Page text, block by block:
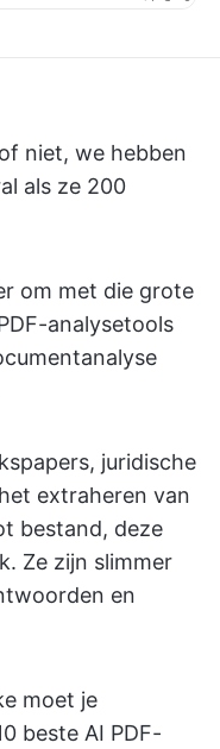
niet, we hebben
als ze 200
om met die grote
analysetools
juridische
extraheren van
bestand, deze
Ze zijn slimmer
en
moet je
beste AI PDF-